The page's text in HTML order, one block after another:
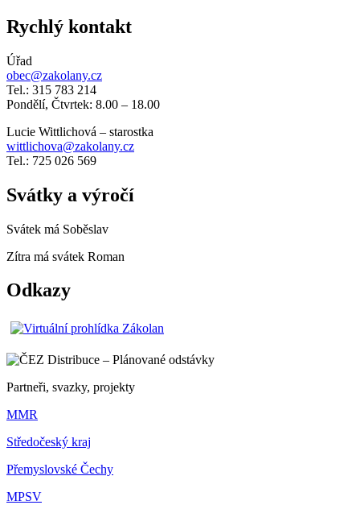
Rychlý kontakt
Úřad
obec@zakolany.cz
Tel.: 315 783 214
Pondělí, Čtvrtek: 8.00 – 18.00
Lucie Wittlichová – starostka
wittlichova@zakolany.cz
Tel.: 725 026 569
Svátky a výročí
Svátek má Soběslav
Zítra má svátek Roman
Odkazy
Partneři, svazky, projekty
MMR
Středočeský kraj
Přemyslovské Čechy
MPSV